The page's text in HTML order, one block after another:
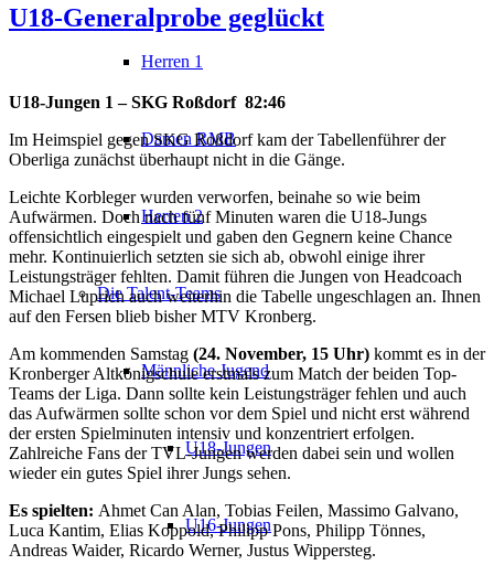
Herren 1
Damen RMB
Herren 2
Die Talent-Teams
Männliche Jugend
U18-Jungen
U16-Jungen
U18-Generalprobe geglückt
U18-Jungen 1 – SKG Roßdorf 82:46
Im Heimspiel gegen SKG Roßdorf kam der Tabellenführer der
Oberliga zunächst überhaupt nicht in die Gänge.
Leichte Korbleger wurden verworfen, beinahe so wie beim
Aufwärmen. Doch nach fünf Minuten waren die U18-Jungs
offensichtlich eingespielt und gaben den Gegnern keine Chance
mehr. Kontinuierlich setzten sie sich ab, obwohl einige ihrer
Leistungsträger fehlten. Damit führen die Jungen von Headcoach
Michael Luprich auch weiterhin die Tabelle ungeschlagen an. Ihnen
auf den Fersen blieb bisher MTV Kronberg.
Am kommenden Samstag (24. November, 15 Uhr) kommt es in der
Kronberger Altkönigschule erstmals zum Match der beiden Top-
Teams der Liga. Dann sollte kein Leistungsträger fehlen und auch
das Aufwärmen sollte schon vor dem Spiel und nicht erst während
der ersten Spielminuten intensiv und konzentriert erfolgen.
Zahlreiche Fans der TVL-Jungen werden dabei sein und wollen
wieder ein gutes Spiel ihrer Jungs sehen.
Es spielten: Ahmet Can Alan, Tobias Feilen, Massimo Galvano,
Luca Kantim, Elias Koppold, Philipp Pons, Philipp Tönnes,
Andreas Waider, Ricardo Werner, Justus Wippersteg.